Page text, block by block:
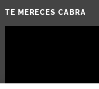
TE MERECES CABRA